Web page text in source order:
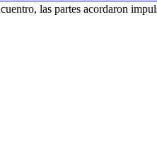
las partes acordaron